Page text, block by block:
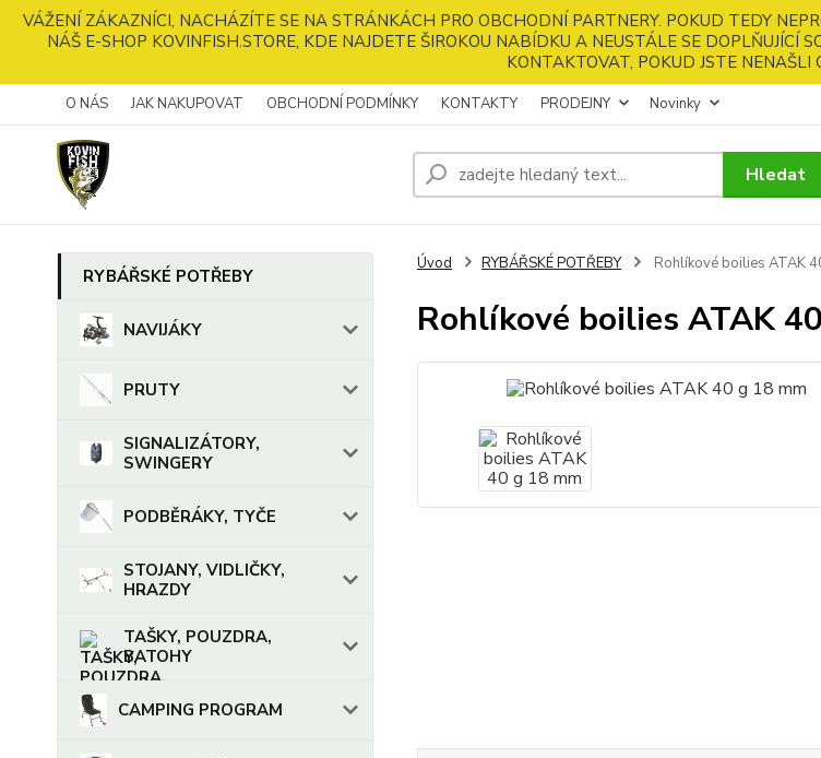
VÁŽENÍ ZÁKAZNÍCI, NACHÁZÍTE SE NA STRÁNKÁCH PRO OBCHODNÍ PARTNERY. POKUD TEDY
NÁŠ E-SHOP KOVINFISH.STORE, KDE NAJDETE ŠIROKOU NABÍDKU A NEUSTÁLE SE DOPLŇUJÍCÍ
KONTAKTOVAT, POKUD JSTE NENAŠLI
O NÁS JAK NAKUPOVAT OBCHODNÍ PODMÍNKY KONTAKTY PRODEJNY Novinky
Hledat
RYBÁŘSKÉ POTŘEBY
NAVIJÁKY
PRUTY
SIGNALIZÁTORY,
SWINGERY
PODBĚRÁKY, TYČE
STOJANY, VIDLIČKY,
HRAZDY
TAŠKY, POUZDRA,
BATOHY
CAMPING PROGRAM
Úvod RYBÁŘSKÉ POTŘEBY Rohlíkové boilies ATAK
Rohlíkové boilies ATAK